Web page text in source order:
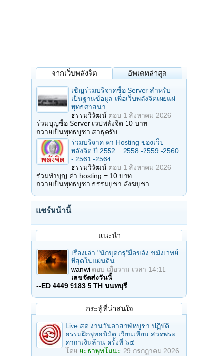
จากเว็บพลังจิต อัพเดทล่าสุด
เชิญร่วมบริจาคซื้อ Server สำหรับ
เป็นฐานข้อมูล เพื่อเว็บพลังจิตเผยแผ่
พุทธศาสนา
ธรรมวิวัฒน์ ตอบ 1 สิงหาคม 2026
ร่วมบุญซื้อ Server เวปพลังจิต 10 บาท
ถวายเป็นพุทธบูชา สาธุครับ…
ร่วมบริจาค ค่า Hosting ของเว็บ
พลังจิต ปี 2552 ...2558 -2559 -2560
- 2561 -2564
ธรรมวิวัฒน์ ตอบ 1 สิงหาคม 2026
ร่วมทำบุญ ค่า hosting = 10 บาท
ถวายเป็นพุทธบูชา ธรรมบูชา สังฆบูชา…
แชร์หน้านี้
แนะนำ
เรื่องเล่า "นักขุดกรุ"มือขลัง ขมังเวทย์
ที่สุดในแผ่นดิน
wanwi ตอบ เมื่อวาน เวลา 14:11
เลขจัดส่งวันนี้
--ED 4449 9183 5 TH นนทบุรี…
กระทู้ที่น่าสนใจ
Live สด งานวันอาสาฬหบูชา ปฏิบัติ
ธรรมฝึกพุทธนิมิต เวียนเทียน สวดพระ
คาถาเงินล้าน ครั้งที่ ๖๔
โดย ยะธาพุทโมนะ 29 กรกฎาคม 2026